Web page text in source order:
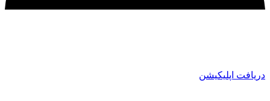
دریافت اپلیکیشن